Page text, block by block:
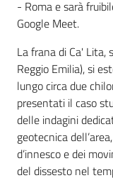
- Roma e sarà
Google Meet.
La frana di Ca' Lita,
Reggio Emilia), si
lungo circa due
presentati il caso
delle indagini
geotecnica
d’innesco e dei
del dissesto nel